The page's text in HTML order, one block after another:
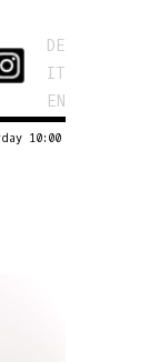
DE
IT
EN
10:00